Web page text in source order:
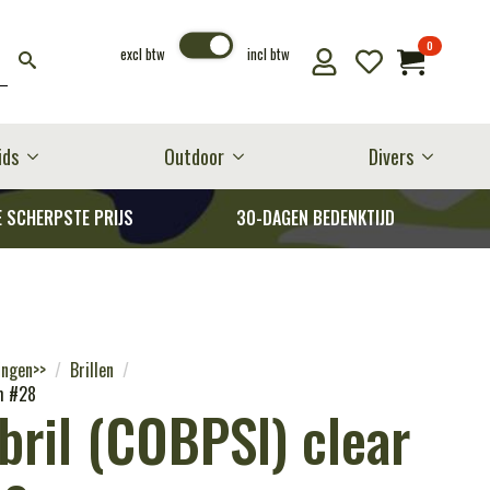
excl btw incl btw 0
Outdoor Divers
SCHERPSTE PRIJS 30-DAGEN BEDENKTIJD
Brillen
#28
(COBPSI) clear